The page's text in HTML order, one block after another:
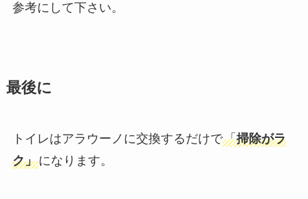
参考にして下さい。
最後に
トイレはアラウーノに交換するだけで「掃除がラ
ク」になります。